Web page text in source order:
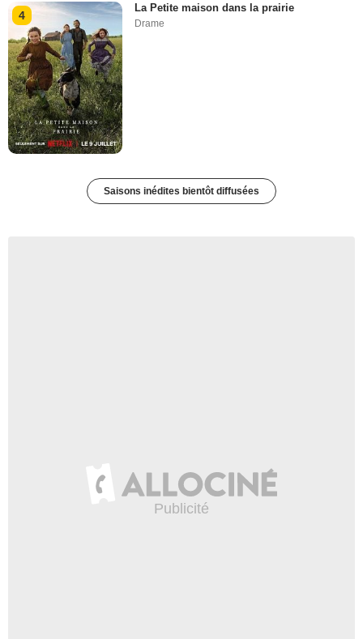
4
La Petite maison dans la prairie
Drame
Saisons inédites bientôt diffusées